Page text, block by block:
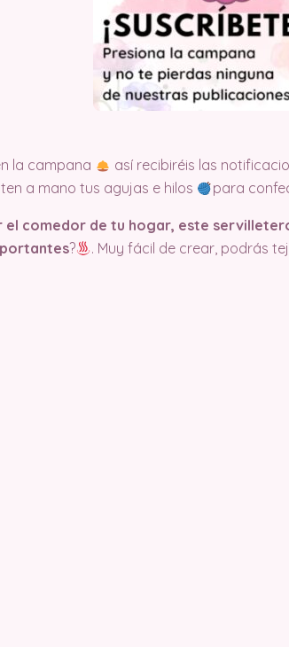
la campana
así recibiréis las
a mano tus agujas e hilos
para
comedor de tu hogar, este
?​
​. Muy fácil de crear, podrás